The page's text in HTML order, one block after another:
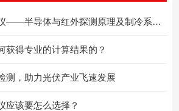
制冷剂泄露检测仪——半导体与红外探测原理及制冷系统检漏应用
获得专业的计算结果的？
测，助力光伏产业飞速发展
应该要怎么选择？